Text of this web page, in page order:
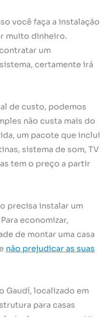
você faça a instalação
muito dinheiro.
um
certamente irá
de custo, podemos
não custa mais do
um pacote que inclui
sistema de som, TV
tem o preço a partir
precisa instalar um
economizar,
de montar uma casa
não prejudicar as suas
Gaudí, localizado em
para casas